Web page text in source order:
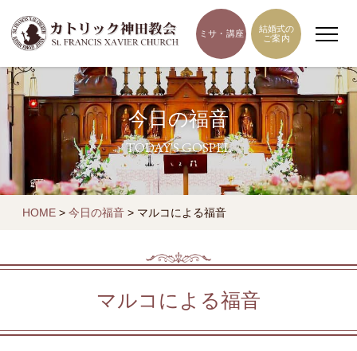
ミサ・講座
結婚式の
ご案内
今日の福音
TODAY'S GOSPEL
HOME > 今日の福音 > マルコによる福音
マルコによる福音